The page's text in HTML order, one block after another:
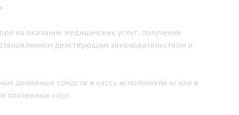
на оказание медицинских услуг, получения
действующим законодательством и
денежных средств в кассу исполнителя и/ или в
платежных карт.